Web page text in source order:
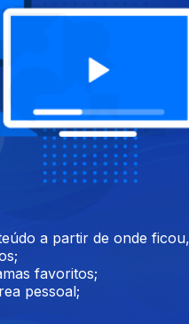
Mary in the
Amkles, Adult., Deade
Age, We Bless This Mess,
a partir de onde
favoritos;
pessoal;